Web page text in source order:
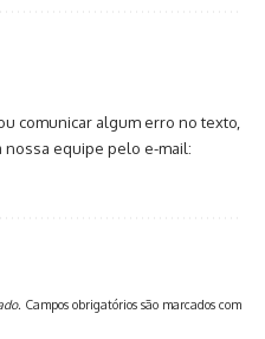
comunicar algum erro no texto,
nossa equipe pelo e-mail:
Campos obrigatórios são marcados com